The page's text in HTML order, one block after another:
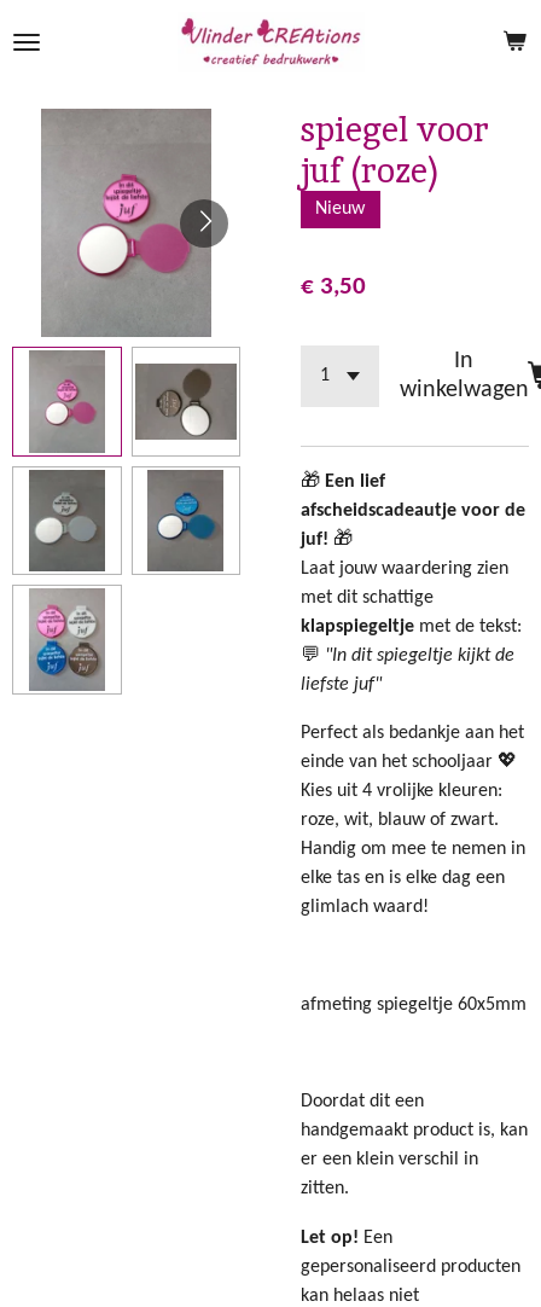
direct
spiegel voor
juf (roze)
Nieuw
€ 3,50
In
winkelwagen
🎁 Een lief
afscheidscadeautje voor de
juf! 🎁
Laat jouw waardering zien
met dit schattige
klapspiegeltje met de tekst:
💬 "In dit spiegeltje kijkt de
liefste juf"
Perfect als bedankje aan het
einde van het schooljaar 💖
Kies uit 4 vrolijke kleuren:
roze, wit, blauw of zwart.
Handig om mee te nemen in
elke tas en is elke dag een
glimlach waard!
afmeting spiegeltje 60x5mm
Doordat dit een
handgemaakt product is, kan
er een klein verschil in
zitten.
Let op! Een
gepersonaliseerd producten
kan helaas niet